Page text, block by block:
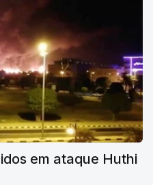
em ataque Huthi